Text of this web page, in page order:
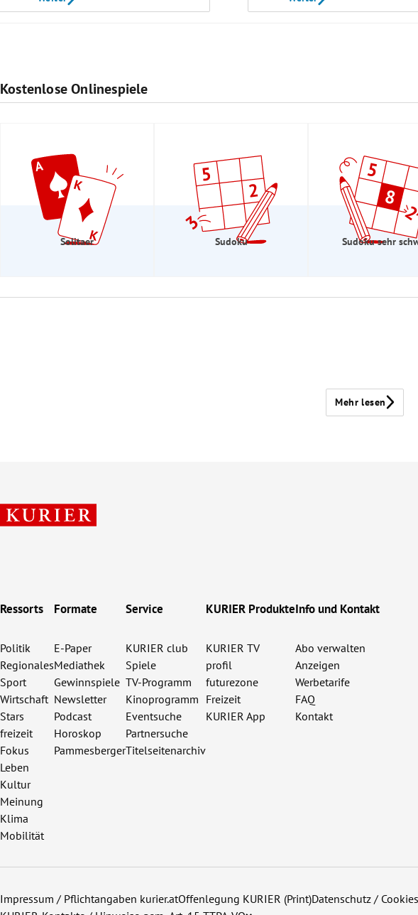
Kostenlose Onlinespiele
Solitaer Sudoku Sudoku sehr
Mehr lesen
Ressorts
Politik
Regionales
Sport
Wirtschaft
Stars
freizeit
Fokus
Leben
Kultur
Meinung
Klima
Mobilität
Formate
E-Paper
Mediathek
Gewinnspiele
Newsletter
Podcast
Horoskop
Pammesberger
Service
KURIER club
Spiele
TV-Programm
Kinoprogramm
Eventsuche
Partnersuche
Titelseitenarchiv
KURIER Produkte
KURIER TV
profil
futurezone
Freizeit
KURIER App
Info und Kontakt
Abo verwalten
Anzeigen
Werbetarife
FAQ
Kontakt
Impressum / Pflichtangaben kurier.atOffenlegung KURIER (Print)Datenschutz /